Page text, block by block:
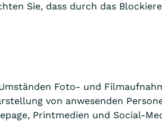
Sie, dass durch das
Foto- und
von anwesenden
Printmedien und Social-